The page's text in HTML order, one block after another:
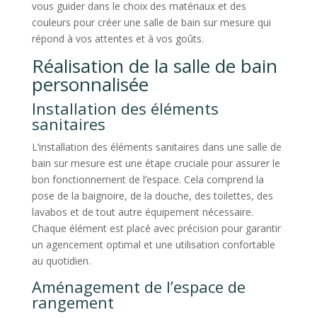
vous guider dans le choix des matériaux et des
couleurs pour créer une salle de bain sur mesure qui
répond à vos attentes et à vos goûts.
Réalisation de la salle de bain
personnalisée
Installation des éléments
sanitaires
L’installation des éléments sanitaires dans une salle de
bain sur mesure est une étape cruciale pour assurer le
bon fonctionnement de l’espace. Cela comprend la
pose de la baignoire, de la douche, des toilettes, des
lavabos et de tout autre équipement nécessaire.
Chaque élément est placé avec précision pour garantir
un agencement optimal et une utilisation confortable
au quotidien.
Aménagement de l’espace de
rangement